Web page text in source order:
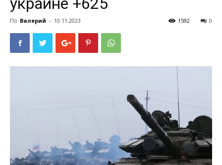
По Валерий - 10.11.2023 0
1592